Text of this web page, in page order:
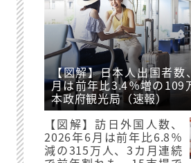
【図解】日本人出国者数
月は前年比3.4％増の
本政府観光局（速報）
【図解】訪日外国人数、
2026年6月は前年比6.8％
減の315万人、3カ月連続